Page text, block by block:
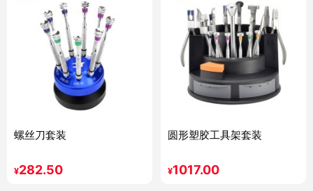
螺丝刀套装
¥282.50
圆形塑胶工具架套装
¥1017.00